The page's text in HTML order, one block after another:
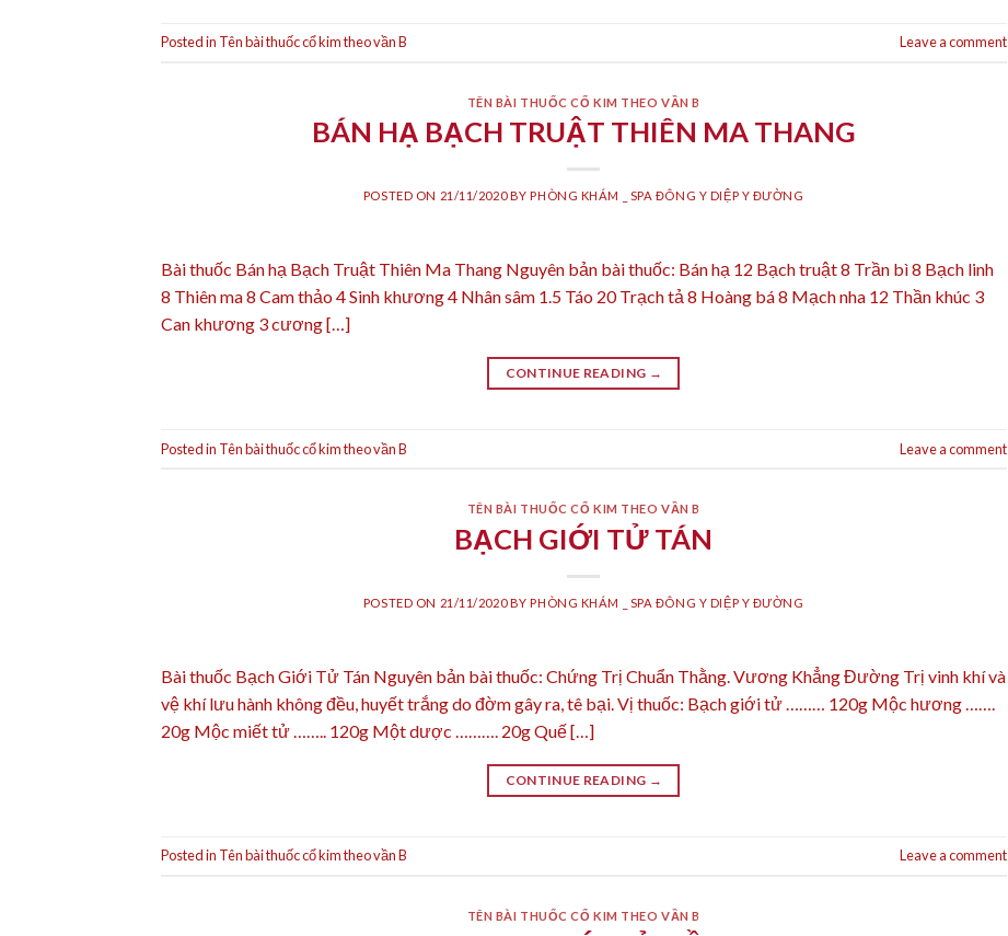
Posted in Tên bài thuốc cổ kim theo vần B Leave a comment
TÊN BÀI THUỐC CỔ KIM THEO VẦN B
BÁN HẠ BẠCH TRUẬT THIÊN MA THANG
POSTED ON 21/11/2020BYPHÒNG KHÁM _ SPA ĐÔNG Y DIỆP Y ĐƯỜNG
Bài thuốc Bán hạ Bạch Truật Thiên Ma Thang Nguyên bản bài thuốc: Bán hạ 12 Bạch truật 8 Trần bì 8 Bạch linh
8 Thiên ma 8 Cam thảo 4 Sinh khương 4 Nhân sâm 1.5 Táo 20 Trạch tả 8 Hoàng bá 8 Mạch nha 12 Thần khúc 3
Can khương 3 cương […]
CONTINUE READING →
Posted in Tên bài thuốc cổ kim theo vần B Leave a comment
TÊN BÀI THUỐC CỔ KIM THEO VẦN B
BẠCH GIỚI TỬ TÁN
POSTED ON 21/11/2020BYPHÒNG KHÁM _ SPA ĐÔNG Y DIỆP Y ĐƯỜNG
Bài thuốc Bạch Giới Tử Tán Nguyên bản bài thuốc: Chứng Trị Chuẩn Thằng. Vương Khẳng Đường Trị vinh khí và
vệ khí lưu hành không đều, huyết trắng do đờm gây ra, tê bại. Vị thuốc: Bạch giới tử ……… 120g Mộc hương …….
20g Mộc miết tử …….. 120g Một dược ………. 20g Quế […]
CONTINUE READING →
Posted in Tên bài thuốc cổ kim theo vần B Leave a comment
TÊN BÀI THUỐC CỔ KIM THEO VẦN B